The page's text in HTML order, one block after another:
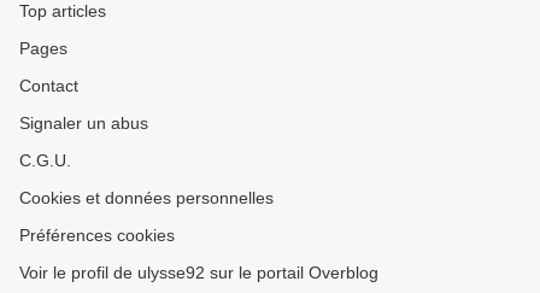
Top articles
Pages
Contact
Signaler un abus
C.G.U.
Cookies et données personnelles
Préférences cookies
Voir le profil de ulysse92 sur le portail Overblog